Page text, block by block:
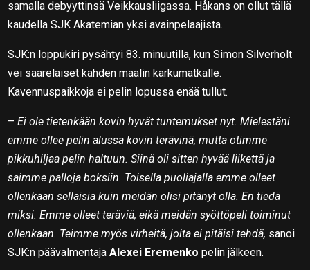
samalla debyyttinsä Veikkausliigassa. Håkans on ollut tällä
kaudella SJK Akatemian yksi avainpelaajista.
SJK:n loppukiri pysähtyi 83. minuutilla, kun Simon Silverholt
vei saarelaiset kahden maalin karkumatkalle.
Kavennuspaikkoja ei pelin lopussa enää tullut.
–Ei ole tietenkään kovin hyvät tuntemukset nyt. Mielestäni
emme ollee pelin alussa kovin terävinä, mutta otimme
pikkuhiljaa pelin haltuun. Siinä oli sitten hyvää liikettä ja
saimme palloja boksiin. Toisella puoliajalla emme olleet
ollenkaan sellaisia kuin meidän olisi pitänyt olla. En tiedä
miksi. Emme olleet teräviä, eikä meidän syöttöpeli toiminut
ollenkaan. Teimme myös virheitä, joita ei pitäisi tehdä, sanoi
SJK:n päävalmentajaAlexei Eremenko pelin jälkeen.